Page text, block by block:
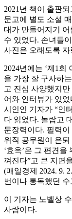
2021년 책이 출판
문고에 별도 소설
대가 만들어지기
수 있었다. 손녀들
사진은 오래도록 자
2024년에는 ‘제1회
을 가장 잘 구사하
고 진심 사양했지
어와 인터뷰가 있
시인인 기자가 “인
다 읽었다. 놀랍고
문장력이다. 필력
위직 공무원이 은
‘효옥’은 그 편견
껴진다”고 큰 지면
(매일경제 2024. 9.
번이나 통독했던
이 기자는 노벨상
사람이다.